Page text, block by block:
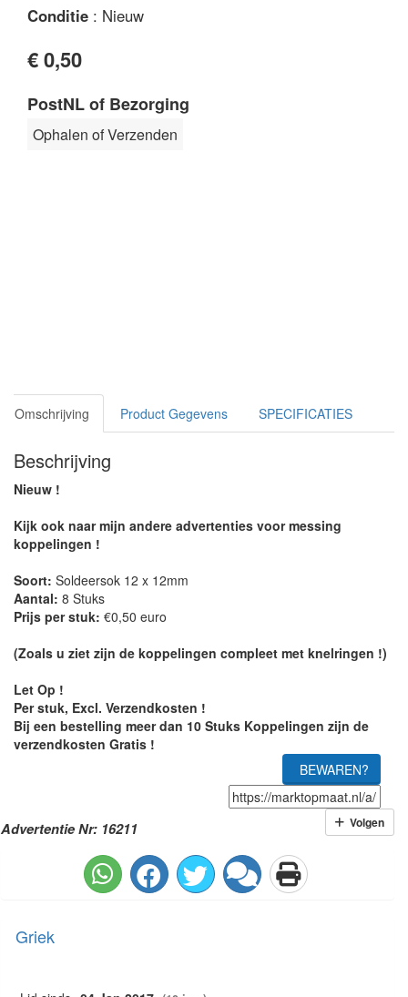
Conditie : Nieuw
€ 0,50
PostNL of Bezorging
Ophalen of Verzenden
Omschrijving Product Gegevens SPECIFICATIES
Beschrijving
Nieuw !
Kijk ook naar mijn andere advertenties voor messing
koppelingen !
Soort: Soldeersok 12 x 12mm
Aantal: 8 Stuks
Prijs per stuk: €0,50 euro
(Zoals u ziet zijn de koppelingen compleet met knelringen !)
Let Op !
Per stuk, Excl. Verzendkosten !
Bij een bestelling meer dan 10 Stuks Koppelingen zijn de
verzendkosten Gratis !
BEWAREN?
Advertentie Nr: 16211 Volgen
Griek